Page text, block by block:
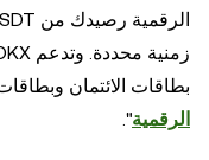
بطاقات الائتمان
الرقمية".